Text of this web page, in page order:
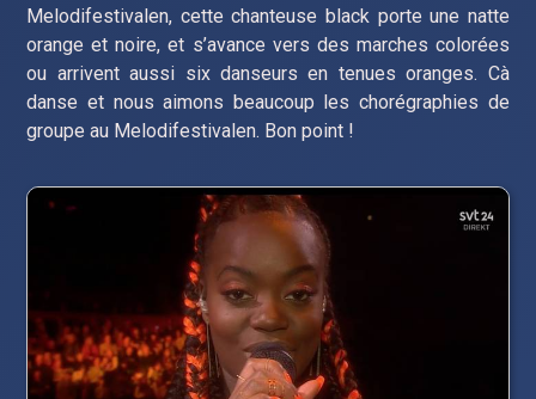
Melodifestivalen, cette chanteuse black porte une natte
orange et noire, et s’avance vers des marches colorées
ou arrivent aussi six danseurs en tenues oranges. Cà
danse et nous aimons beaucoup les chorégraphies de
groupe au Melodifestivalen. Bon point !